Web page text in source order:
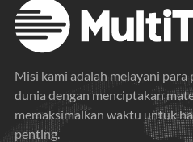
Misi kami adalah melayani
dunia dengan menciptakan
memaksimalkan waktu untuk
penting.